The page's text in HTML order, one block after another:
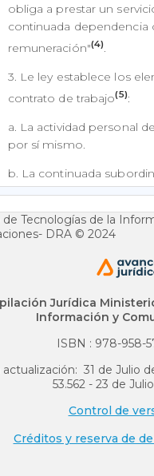
obliga a prestar un
continuada dependencia
remuneración"(4).
3. Le ley establece los
contrato de trabajo(5):
a. La actividad personal
por sí mismo.
b. La continuada
empleador, lo que
reglamentos, lo que se
contrato de trabajo.
sobre las formas(6), lo
"...se entiende que
nombre que se le dé ni
II. Generalidades sobre
1. El contrato de
lineamiento, es el
Jurídica
Información y
ISBN : 978-958-
31 de Julio
53.562 - 23 de
Control de
Créditos y reserva de
de Tecnologías de la
DRA © 2024